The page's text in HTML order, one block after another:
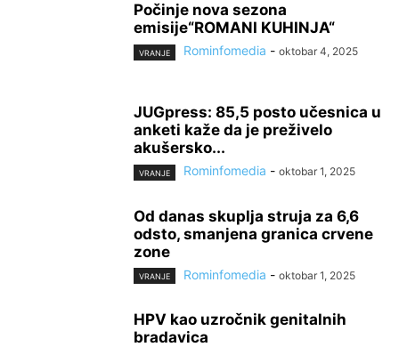
Počinje nova sezona
emisije“ROMANI KUHINJA“
VRANJE Rominfomedia - oktobar 4, 2025
JUGpress: 85,5 posto učesnica u
anketi kaže da je preživelo
akušersko...
VRANJE Rominfomedia - oktobar 1, 2025
Od danas skuplja struja za 6,6
odsto, smanjena granica crvene
zone
VRANJE Rominfomedia - oktobar 1, 2025
HPV kao uzročnik genitalnih
bradavica